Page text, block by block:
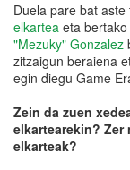
Duela pare bat
elkartea eta
"Mezuky" Gonzalez
zitzaigun beraiena
egin diegu Game
Zein da zuen
elkartearekin? Zer
elkarteak?